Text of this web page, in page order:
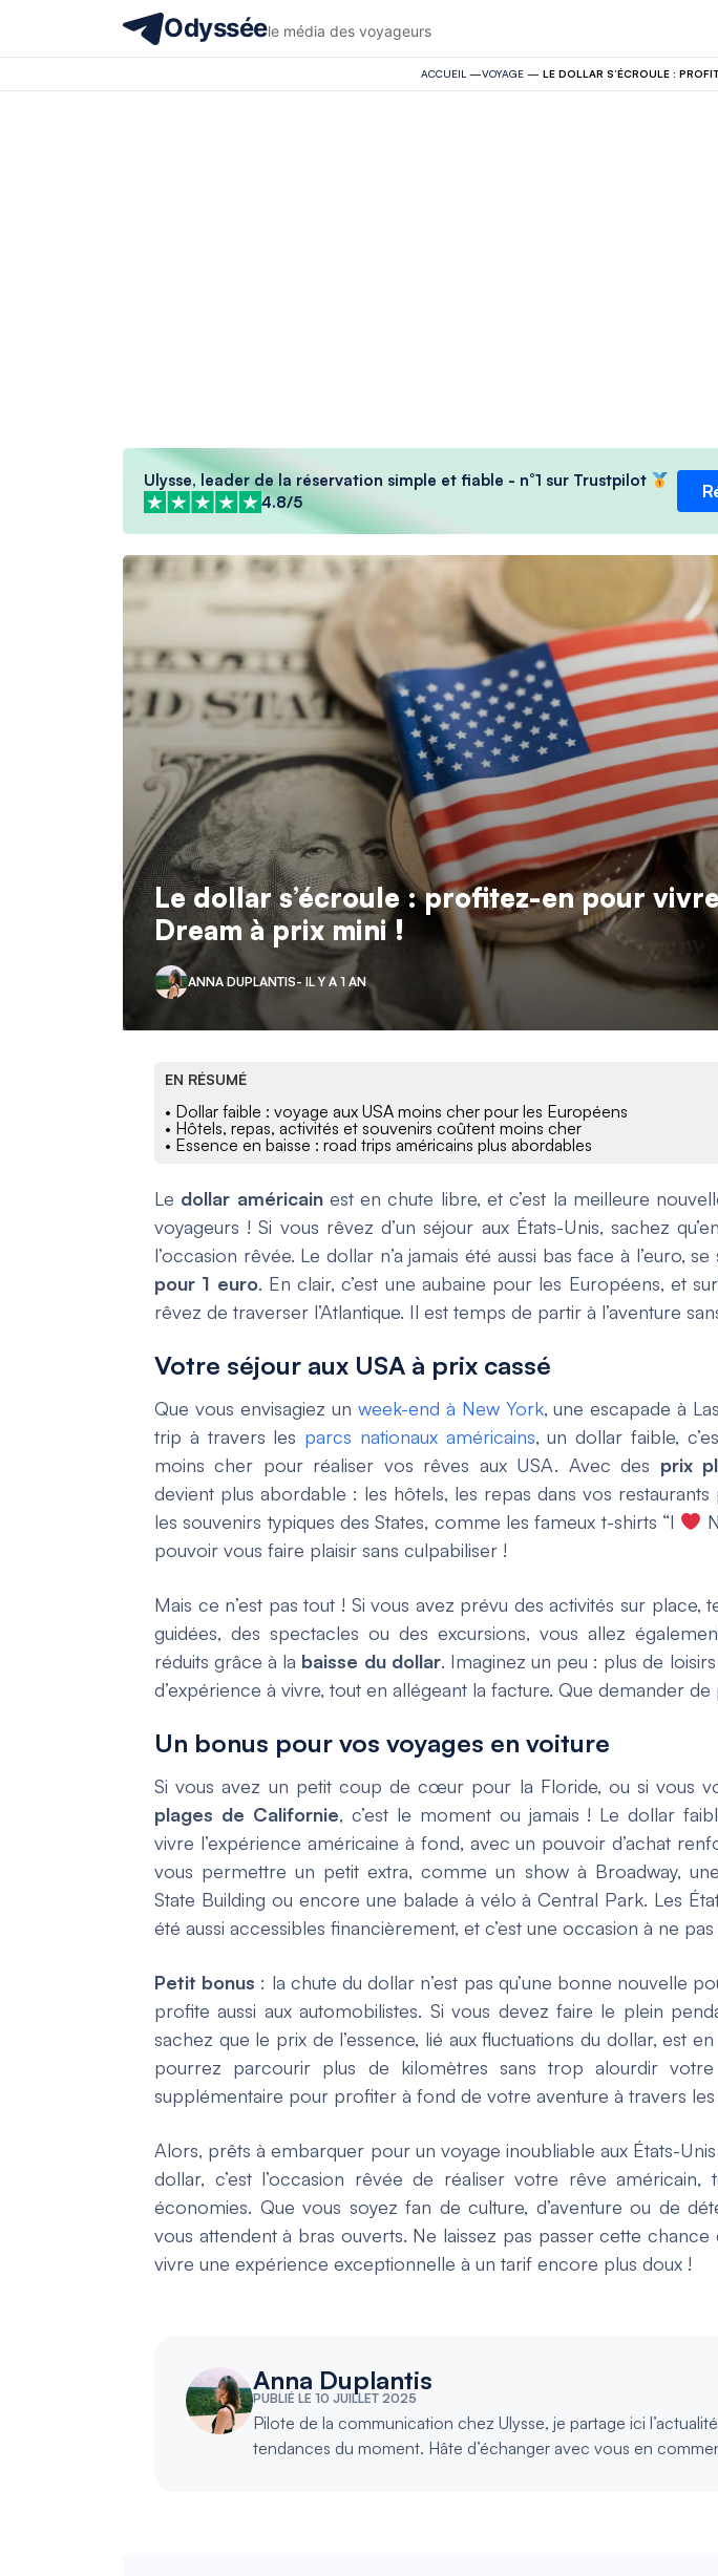
Odysséele média des voyageurs
ACCUEIL —VOYAGE — LE DOLLAR S’ÉCROULE :
Ulysse, leader de la réservation simple et fiable - n°1 sur Trustpilot
4.8/5
Le dollar s’écroule : profitez-en pour
Dream à prix mini !
ANNA DUPLANTIS- IL Y A 1 AN
EN RÉSUMÉ
• Dollar faible : voyage aux USA moins cher pour les Européens
• Hôtels, repas, activités et souvenirs coûtent moins cher
• Essence en baisse : road trips américains plus abordables
Le dollar américainest en chute libre, et c’est la meilleure
voyageurs ! Si vous rêvez d’un séjour aux États-Unis, sachez
l’occasion rêvée. Le dollar n’a jamais été aussi bas face à l’euro, se
pour 1 euro. En clair, c’est une aubaine pour les Européens, et
rêvez de traverser l’Atlantique. Il est temps de partir à l’aventure
Votre séjour aux USA à prix cassé
Que vous envisagiez un week-end à New York, une escapade à
trip à travers les parcs nationaux américains, un dollar faible,
moins cher pour réaliser vos rêves aux USA. Avec des prix
devient plus abordable : les hôtels, les repas dans vos
les souvenirs typiques des States, comme les fameux t-shirts “I
pouvoir vous faire plaisir sans culpabiliser !
Mais ce n’est pas tout ! Si vous avez prévu des activités sur place,
guidées, des spectacles ou des excursions, vous allez
réduits grâce à la baisse du dollar. Imaginez un peu : plus de
d’expérience à vivre, tout en allégeant la facture. Que demander de
Un bonus pour vos voyages en voiture
Si vous avez un petit coup de cœur pour la Floride, ou si vous
plages de Californie, c’est le moment ou jamais ! Le dollar
vivre l’expérience américaine à fond, avec un pouvoir d’achat
vous permettre un petit extra, comme un show à Broadway,
State Building ou encore une balade à vélo à Central Park. Les
été aussi accessibles financièrement, et c’est une occasion à ne
Petit bonus : la chute du dollar n’est pas qu’une bonne nouvelle
profite aussi aux automobilistes. Si vous devez faire le plein
sachez que le prix de l’essence, lié aux fluctuations du dollar, est
pourrez parcourir plus de kilomètres sans trop alourdir
supplémentaire pour profiter à fond de votre aventure à travers les
Alors, prêts à embarquer pour un voyage inoubliable aux États-
dollar, c’est l’occasion rêvée de réaliser votre rêve américain,
économies. Que vous soyez fan de culture, d’aventure ou de
vous attendent à bras ouverts. Ne laissez pas passer cette
vivre une expérience exceptionnelle à un tarif encore plus doux !
Anna Duplantis
PUBLIÉ LE 10 JUILLET 2025
Pilote de la communication chez Ulysse, je partage ici
tendances du moment. Hâte d’échanger avec vous en